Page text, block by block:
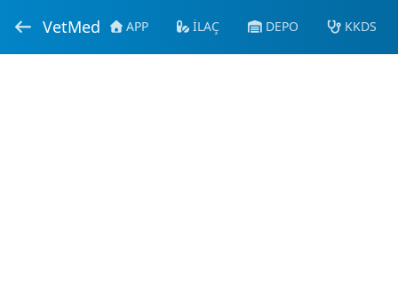
VetMed APP İLAÇ DEPO KKDS